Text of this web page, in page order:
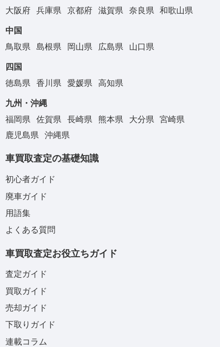
大阪府
兵庫県 京都府 滋賀県 奈良県 和歌山県
中国
鳥取県
島根県 岡山県 広島県 山口県
四国
徳島県
香川県 愛媛県 高知県
九州・沖縄
福岡県
佐賀県 長崎県 熊本県 大分県
宮崎県
鹿児島県
沖縄県
車買取査定の基礎知識
初心者ガイド
廃車ガイド
用語集
よくある質問
車買取査定お役立ちガイド
査定ガイド
買取ガイド
売却ガイド
下取りガイド
連載コラム